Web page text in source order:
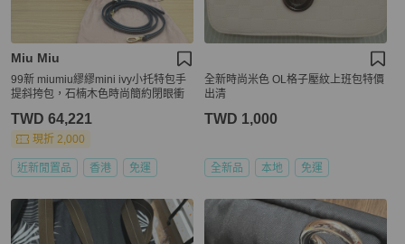
Miu Miu
99新 miumiu繆繆mini ivy小托特包手
提斜挎包，石楠木色時尚簡約閉眼衝
TWD 64,221
現折 2,000
近新閒置品 香港 免運
全新時尚米色 OL格子壓紋上班包特價
出清
TWD 1,000
全新品 本地 免運